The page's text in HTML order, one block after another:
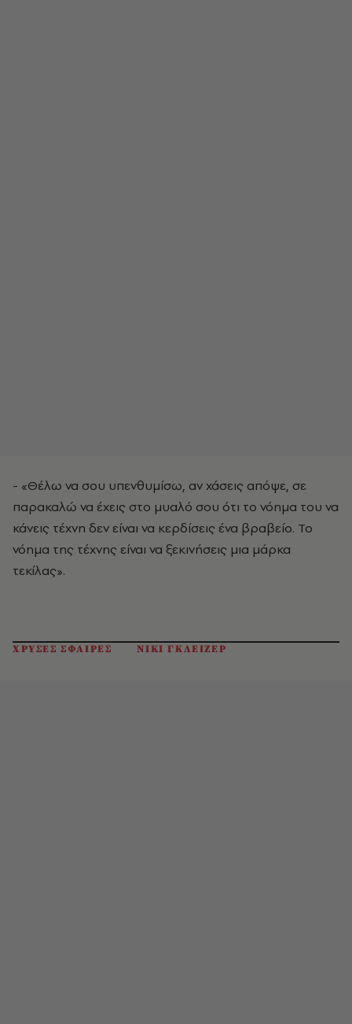
- «Θέλω να σου υπενθυμίσω, αν χάσεις απόψε, σε
παρακαλώ να έχεις στο μυαλό σου ότι το νόημα του να
κάνεις τέχνη δεν είναι να κερδίσεις ένα βραβείο. Το
νόημα της τέχνης είναι να ξεκινήσεις μια μάρκα
τεκίλας».
ΧΡΥΣΕΣ ΣΦΑΙΡΕΣ ΝΙΚΙ ΓΚΛΕΙΖΕΡ